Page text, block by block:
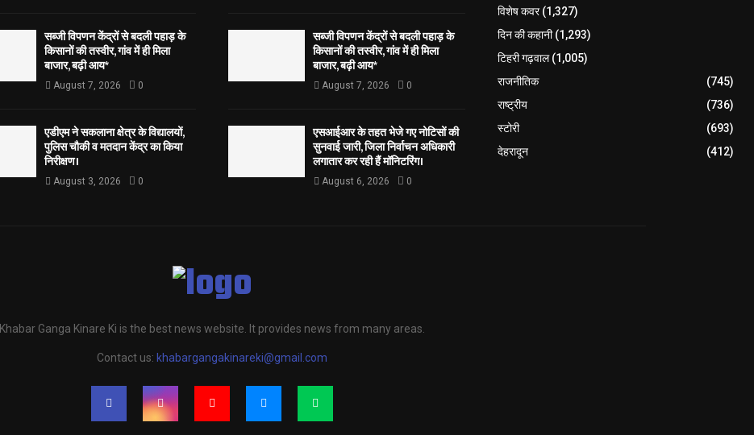
सब्जी विपणन केंद्रों से बदली पहाड़ के
किसानों की तस्वीर, गांव में ही मिला
बाजार, बढ़ी आय*
August 7, 2026 0
एडीएम ने सकलाना क्षेत्र के विद्यालयों,
पुलिस चौकी व मतदान केंद्र का किया
निरीक्षण।
August 3, 2026 0
सब्जी विपणन केंद्रों से बदली पहाड़ के
किसानों की तस्वीर, गांव में ही मिला
बाजार, बढ़ी आय*
August 7, 2026 0
एसआईआर के तहत भेजे गए नोटिसों की
सुनवाई जारी, जिला निर्वाचन अधिकारी
लगातार कर रही हैं मॉनिटरिंग।
August 6, 2026 0
विशेष कवर(1,327)
दिन की कहानी(1,293)
टिहरी गढ़वाल(1,005)
राजनीतिक
(745)
राष्ट्रीय
(736)
स्टोरी
(693)
देहरादून
(412)
Khabar Ganga Kinare Ki is the best news website. It provides news from many areas.
Contact us: khabargangakinareki@gmail.com